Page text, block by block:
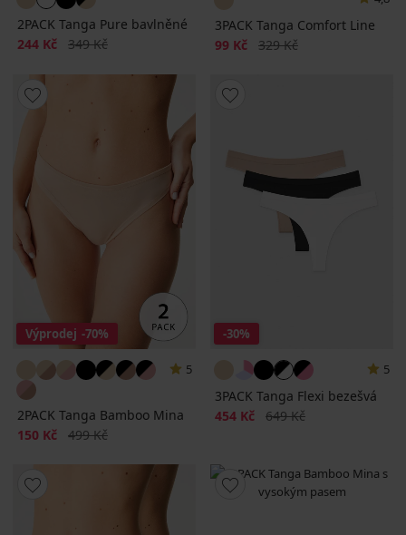
2PACK Tanga Pure bavlněné
Sleva
244 Kč Původní cena
349 Kč
3PACK Tanga Comfort Line
Sleva
99 Kč Původní cena
329 Kč
Výprodej -70%
5
2PACK Tanga Bamboo Mina
Sleva
150 Kč Původní cena
499 Kč
-30%
5
3PACK Tanga Flexi bezešvá
Sleva
454 Kč Původní cena
649 Kč